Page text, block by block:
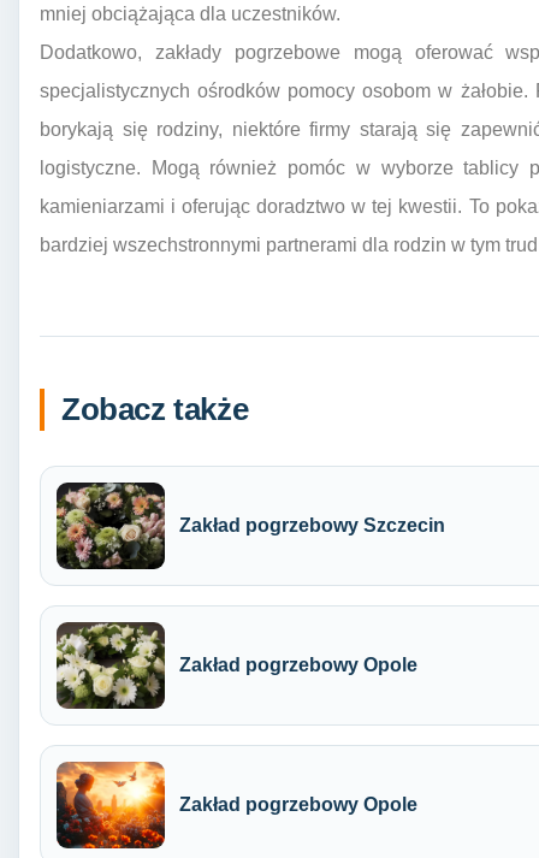
mniej obciążająca dla uczestników.
Dodatkowo, zakłady pogrzebowe mogą oferować
specjalistycznych ośrodków pomocy osobom w
borykają się rodziny, niektóre firmy starają się
logistyczne. Mogą również pomóc w wyborze tablicy
kamieniarzami i oferując doradztwo w tej kwestii. To
bardziej wszechstronnymi partnerami dla rodzin w tym
Zobacz także
Zakład pogrzebowy Szczecin
Zakład pogrzebowy Opole
Zakład pogrzebowy Opole